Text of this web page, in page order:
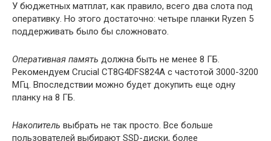
У бюджетных матплат, как правило, всего два слота под
оперативку. Но этого достаточно: четыре планки Ryzen 5
поддерживать было бы сложновато.
Оперативная память должна быть не менее 8 ГБ.
Рекомендуем Crucial CT8G4DFS824A с частотой 3000-3200
МГц. Впоследствии можно будет докупить еще одну
планку на 8 ГБ.
Накопитель выбрать не так просто. Все больше
пользователей выбирают SSD-диски, более